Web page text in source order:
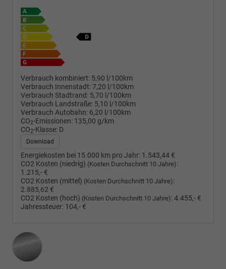
Verbrauch kombiniert: 5,90 l/100km
Verbrauch Innenstadt:7,20 l/100km
Verbrauch Stadtrand: 5,70 l/100km
Verbrauch Landstraße: 5,10 l/100km
Verbrauch Autobahn: 6,20 l/100km
CO2-Emissionen: 135,00 g/km
CO2-Klasse: D
Download
Energiekosten bei 15.000 km pro Jahr: 1.543,44 €
CO2 Kosten (niedrig) (Kosten Durchschnitt 10 Jahre):
1.215,- €
CO2 Kosten (mittel) (Kosten Durchschnitt 10 Jahre):
2.885,62 €
CO2 Kosten (hoch) (Kosten Durchschnitt 10 Jahre):4.455,- €
Jahressteuer: 104,- €